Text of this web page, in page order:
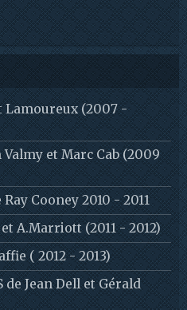
Lamoureux (2007 -
Valmy et Marc Cab (2009
Ray Cooney 2010 - 2011
et A.Marriott (2011 - 2012)
( 2012 - 2013)
de Jean Dell et Gérald